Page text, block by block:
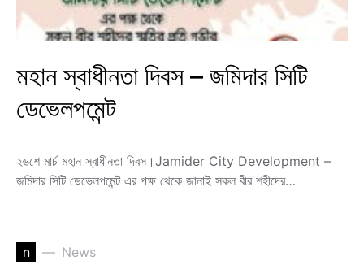
মহান স্বাধীনতা দিবস – জমিদার সিটি
ডেভেলপমেন্ট
২৬শে মার্চ মহান স্বাধীনতা দিবস।Jamider City Development –
জমিদার সিটি ডেভেলপমেন্ট এর পক্ষ থেকে জানাই সকল বীর শহীদের…
n News